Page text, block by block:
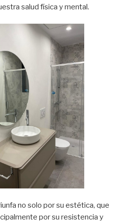
salud física y mental.
no solo por su estética, que
por su resistencia y